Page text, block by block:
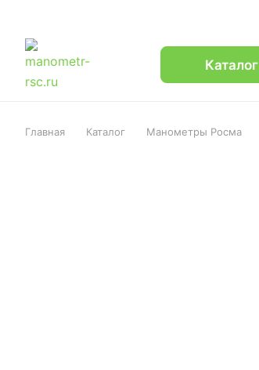
Каталог
Главная Каталог Манометры Росма